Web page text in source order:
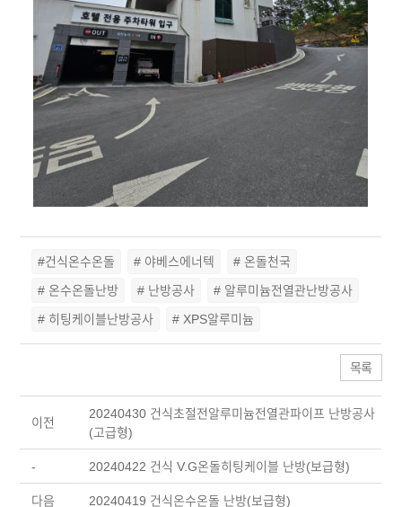
#건식온수온돌 # 야베스에너텍
# 온돌천국
# 온수온돌난방
# 난방공사
# 알루미늄전열관난방공사
# 히팅케이블난방공사
# XPS알루미늄
목록
이전
20240430 건식초절전알루미늄전열관파이프 난방공사
(고급형)
- 20240422 건식 V.G온돌히팅케이블 난방(보급형)
다음 20240419 건식온수온돌 난방(보급형)